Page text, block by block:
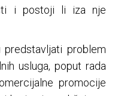
i postoji li iza nje
problem
usluga, poput rada
promocije